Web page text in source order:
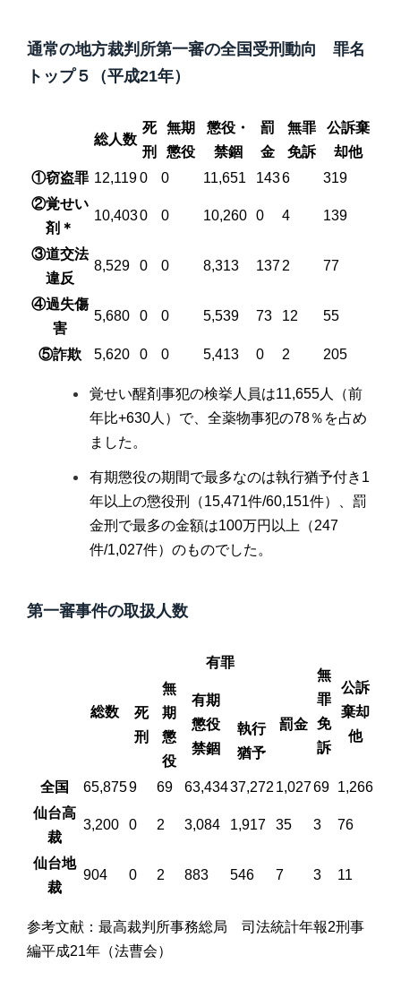
通常の地方裁判所第一審の全国受刑動向 罪名
トップ５（平成21年）
総人数
死
刑
無期
懲役
懲役・
禁錮
罰
金
無罪
免訴
公訴棄
却他
①窃盗罪 12,119 0 0 11,651 1436
319
②覚せい
剤＊
10,4030 0 10,260 0 4 139
③道交法
違反
8,529 0 0 8,313 137 2 77
④過失傷
害
5,680 0 0 5,539 73 12 55
⑤詐欺 5,620 0 0 5,413 0 2 205
覚せい醒剤事犯の検挙人員は11,655人（前
年比+630人）で、全薬物事犯の78％を占め
ました。
有期懲役の期間で最多なのは執行猶予付き1
年以上の懲役刑（15,471件/60,151件）、罰
金刑で最多の金額は100万円以上（247
件/1,027件）のものでした。
第一審事件の取扱人数
総数
有罪
無
罪
免
訴
公訴
棄却
他
死
刑
無
期
懲
役
有期
懲役
禁錮
罰金
執行
猶予
全国 65,8759 69 63,43437,272 1,02769
1,266
仙台高
裁
3,200 0 2 3,084 1,917 35 3 76
仙台地
裁
904 0 2 883 546 7 3 11
参考文献：最高裁判所事務総局 司法統計年報2刑事
編平成21年（法曹会）